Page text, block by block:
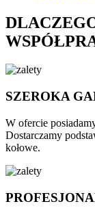
SZEROKA
W ofercie
Dostarczamy
kołowe.